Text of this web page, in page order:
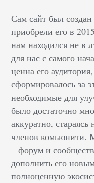
Сам сайт был
приобрели его в
нам находился не в
для нас с самого
ценна его
сформировалось за
необходимые для
было достаточно
аккуратно,
членов комьюнити.
– форум и
дополнить его
полноценную